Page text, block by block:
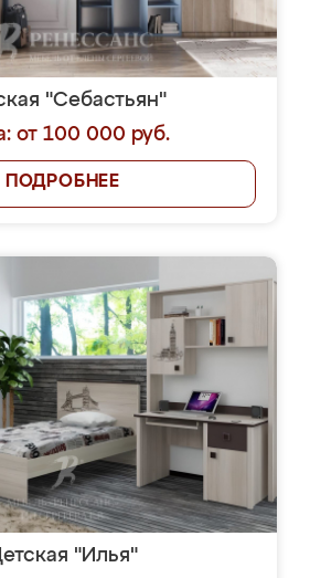
"Себастьян"
от 100 000 руб.
ПОДРОБНЕЕ
"Илья"